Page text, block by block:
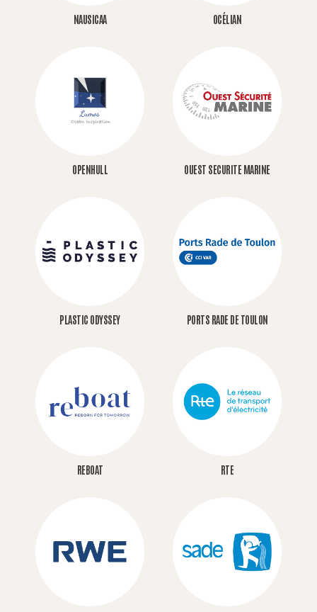
NAUSICAA OCÉLIAN
OPENHULL OUEST SECURITE MARINE
PLASTIC ODYSSEY PORTS RADE DE TOULON
REBOAT RTE